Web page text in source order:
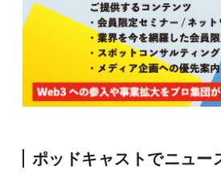
ポッドキャストでニュー